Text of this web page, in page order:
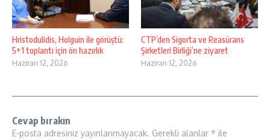
Hristodulidis, Holguin ile görüştü:
5+1 toplantı için ön hazırlık
Haziran 12, 2026
CTP’den Sigorta ve Reasürans
Şirketleri Birliği’ne ziyaret
Haziran 12, 2026
Cevap bırakın
E-posta adresiniz yayınlanmayacak. Gerekli alanlar * ile